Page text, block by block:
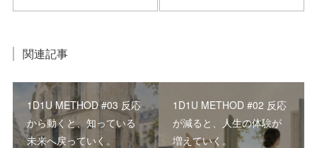
関連記事
1D1U METHOD #03 反応
から動くと、知っている
未来へ戻っていく。
1D1U METHOD #02 反応
が減ると、人生の体験が
増えていく。